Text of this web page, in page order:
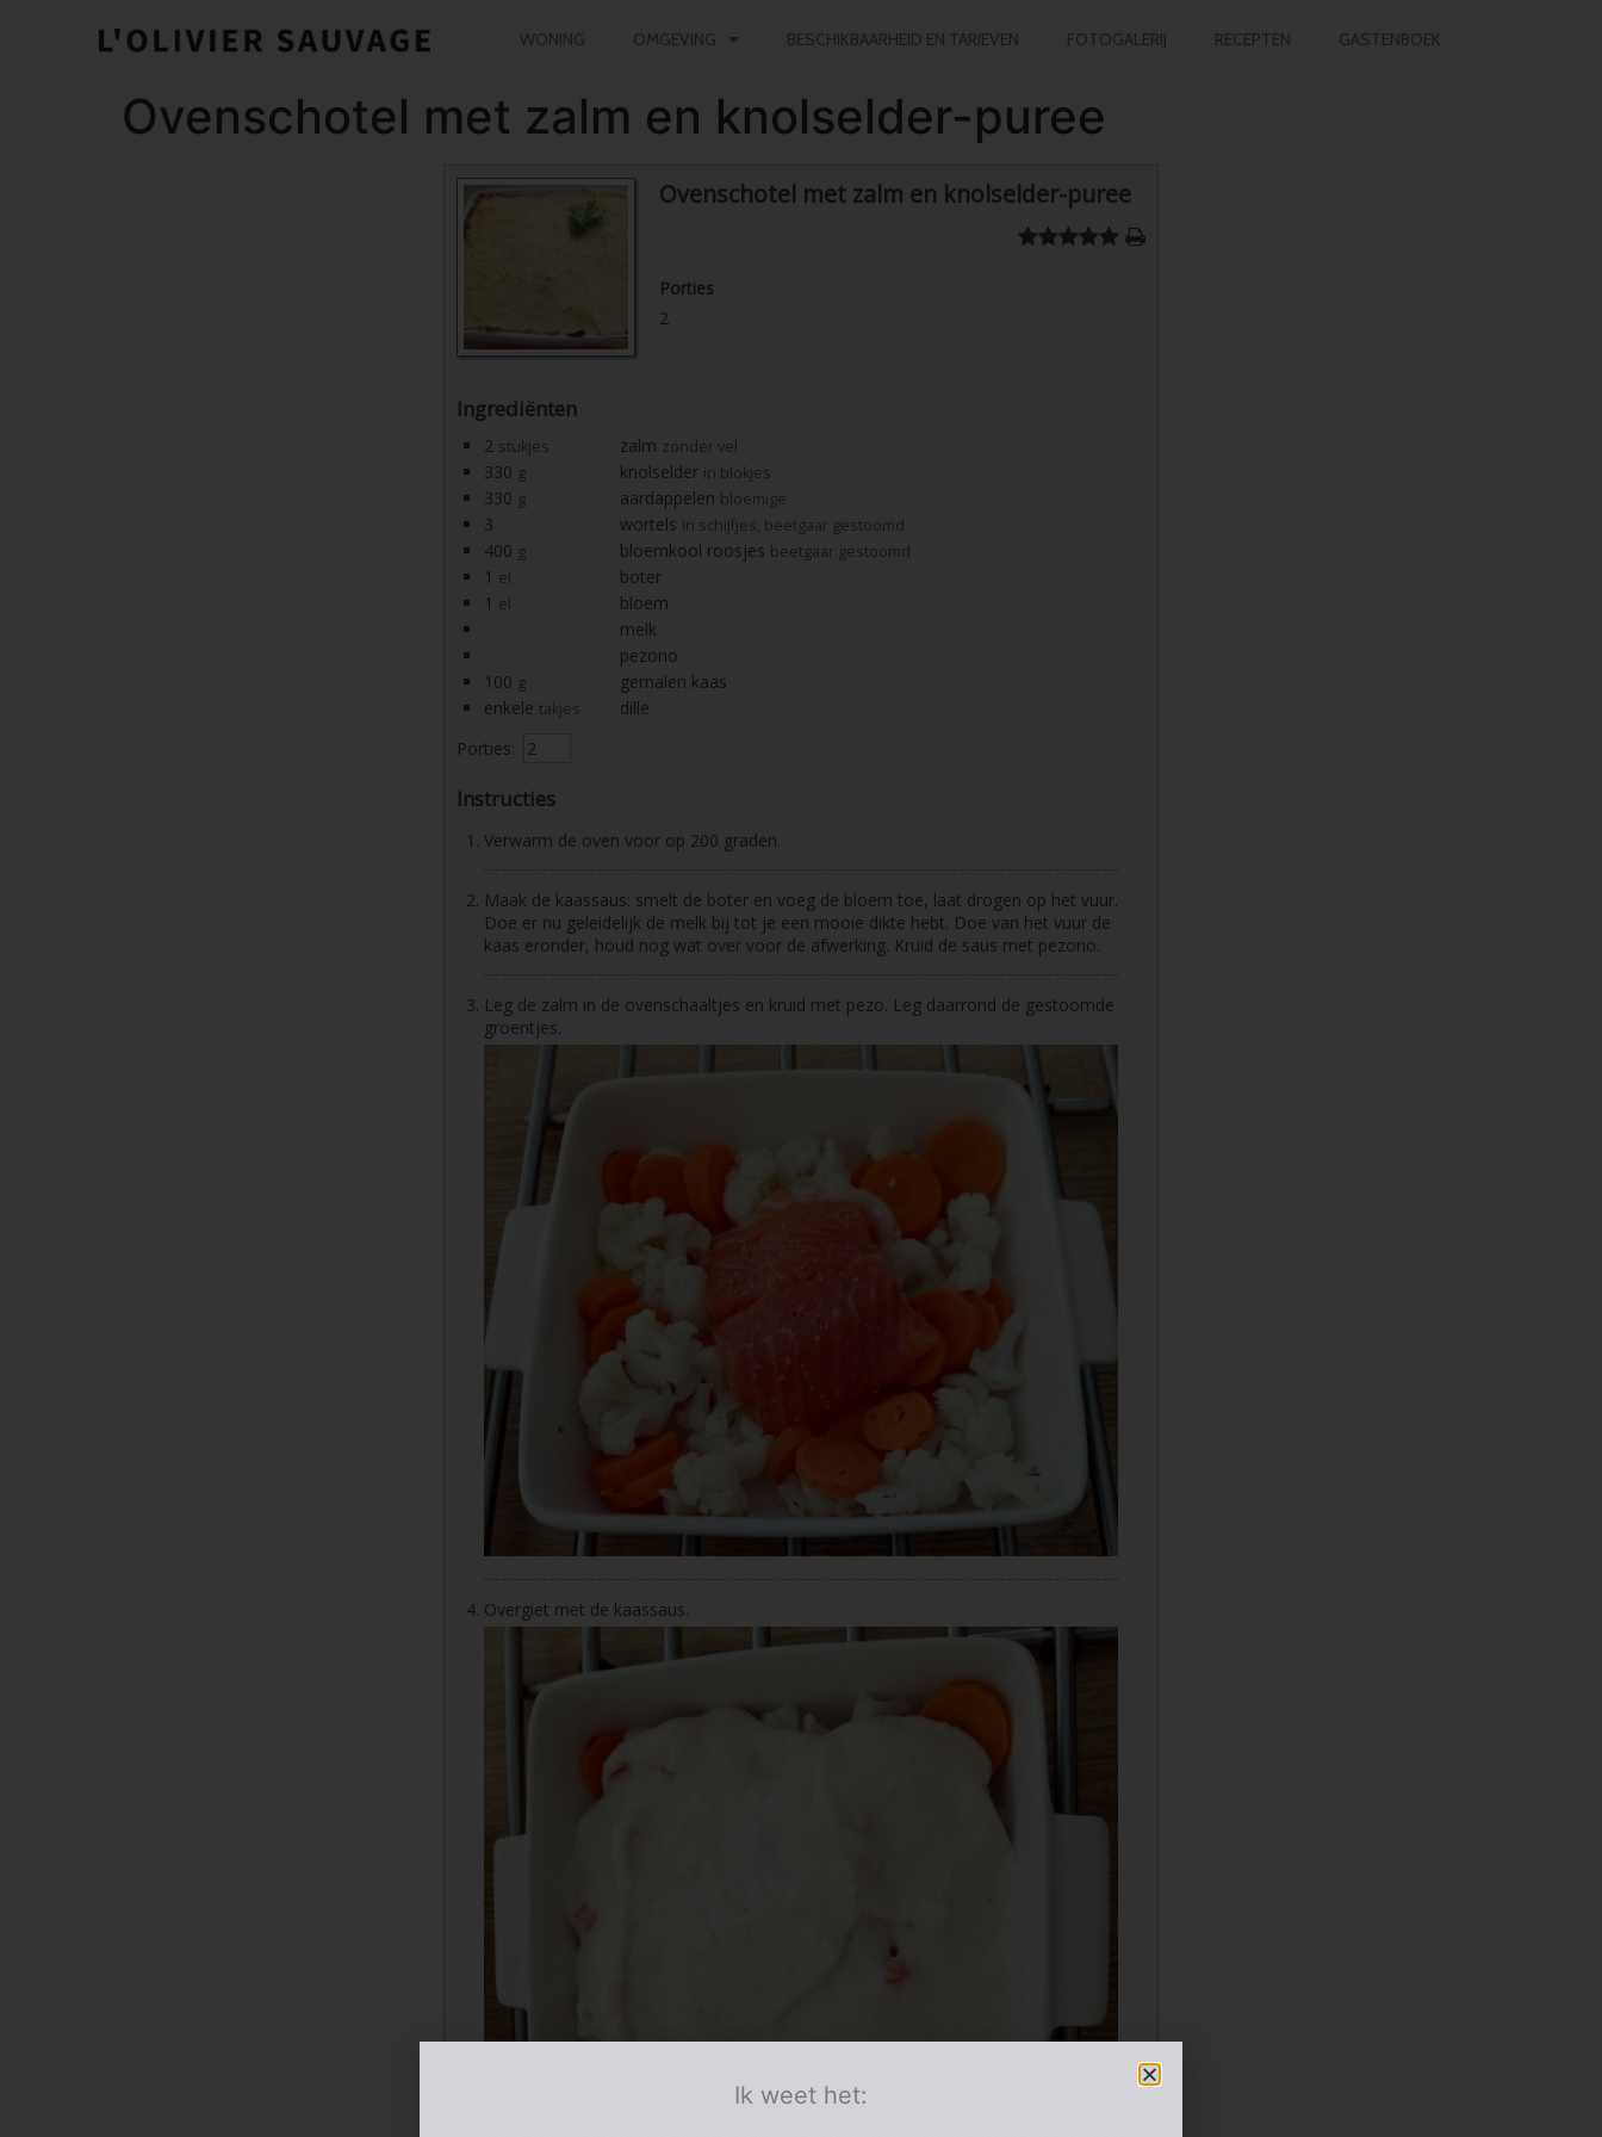
WONING OMGEVING BESCHIKBAARHEID EN TARIEVEN FOTOGALERIJ RECEPTEN GASTENBOEK
Ovenschotel met zalm en knolselder-puree
Ovenschotel met zalm en knolselder-puree
Porties
2
Ingrediënten
2 stukjes zalm zonder vel
330 g knolselder in blokjes
330 g aardappelen bloemige
3 wortels in schijfjes, beetgaar gestoomd
400 g bloemkool roosjes beetgaar gestoomd
1 el
boter
1 el
bloem
melk
pezono
100 g
gemalen kaas
enkele takjes
dille
Porties:
Instructies
Verwarm de oven voor op 200 graden.
Maak de kaassaus: smelt de boter en voeg de bloem toe, laat drogen op het vuur.
Doe er nu geleidelijk de melk bij tot je een mooie dikte hebt. Doe van het vuur de
kaas eronder, houd nog wat over voor de afwerking. Kruid de saus met pezono.
Leg de zalm in de ovenschaaltjes en kruid met pezo. Leg daarrond de gestoomde
groentjes.
Overgiet met de kaassaus.
Ik weet het: